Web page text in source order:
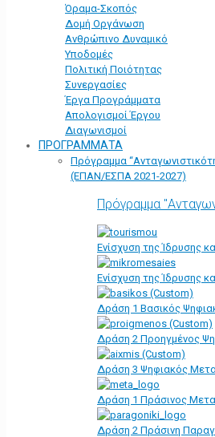
Όραμα-Σκοπός
Δομή Οργάνωση
Ανθρώπινο Δυναμικό
Υποδομές
Πολιτική Ποιότητας
Συνεργασίες
Έργα Προγράμματα
Απολογισμοί Έργου
Διαγωνισμοί
ΠΡΟΓΡΑΜΜΑΤΑ
Πρόγραμμα
(ΕΠΑΝ/ΕΣΠΑ 2021-2027)
Πρόγραμμα
Ενίσχυση της Ίδρυσης
Ενίσχυση της Ίδρυσης
Δράση 1 Βασικός
Δράση 2 Προηγμένος
Δράση 3 Ψηφιακός
Δράση 1 Πράσινος
Δράση 2 Πράσινη